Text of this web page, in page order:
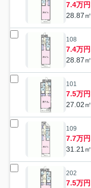
7.4万円
28.87㎡
108
7.4万円
28.87㎡
101
7.5万円
27.02㎡
109
7.7万円
31.21㎡
202
7.5万円